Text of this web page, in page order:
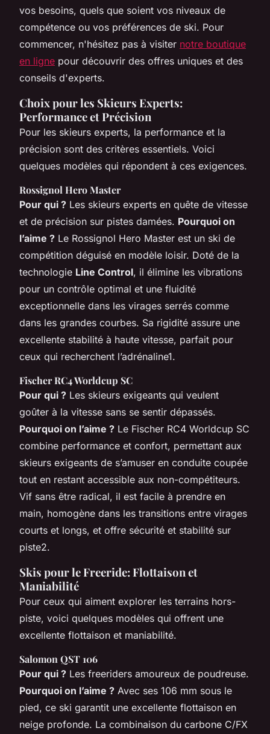
vos besoins, quels que soient vos niveaux de
compétence ou vos préférences de ski. Pour
commencer, n'hésitez pas à visiter notre boutique
en ligne pour découvrir des offres uniques et des
conseils d'experts.
Choix pour les Skieurs Experts:
Performance et Précision
Pour les skieurs experts, la performance et la
précision sont des critères essentiels. Voici
quelques modèles qui répondent à ces exigences.
Rossignol Hero Master
Pour qui ? Les skieurs experts en quête de vitesse
et de précision sur pistes damées. Pourquoi on
l’aime ? Le Rossignol Hero Master est un ski de
compétition déguisé en modèle loisir. Doté de la
technologie Line Control, il élimine les vibrations
pour un contrôle optimal et une fluidité
exceptionnelle dans les virages serrés comme
dans les grandes courbes. Sa rigidité assure une
excellente stabilité à haute vitesse, parfait pour
ceux qui recherchent l’adrénaline1.
Fischer RC4 Worldcup SC
Pour qui ? Les skieurs exigeants qui veulent
goûter à la vitesse sans se sentir dépassés.
Pourquoi on l’aime ? Le Fischer RC4 Worldcup SC
combine performance et confort, permettant aux
skieurs exigeants de s’amuser en conduite coupée
tout en restant accessible aux non-compétiteurs.
Vif sans être radical, il est facile à prendre en
main, homogène dans les transitions entre virages
courts et longs, et offre sécurité et stabilité sur
piste2.
Skis pour le Freeride: Flottaison et
Maniabilité
Pour ceux qui aiment explorer les terrains hors-
piste, voici quelques modèles qui offrent une
excellente flottaison et maniabilité.
Salomon QST 106
Pour qui ? Les freeriders amoureux de poudreuse.
Pourquoi on l’aime ? Avec ses 106 mm sous le
pied, ce ski garantit une excellente flottaison en
neige profonde. La combinaison du carbone C/FX